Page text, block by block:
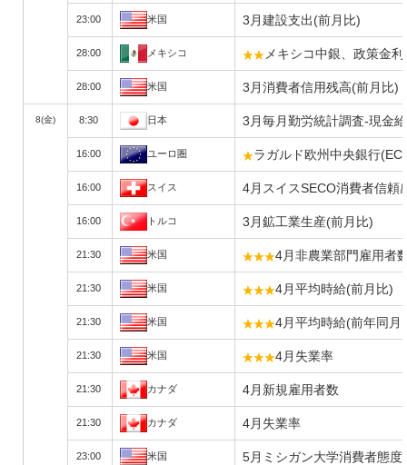
23:00 米国 3月建設支出(前月比)
28:00 メキシコ メキシコ中銀、政策金利
28:00 米国 3月消費者信用残高(前月比)
8(金) 8:30 日本 3月毎月勤労統計調査-現金
16:00 ユーロ圏 ラガルド欧州中央銀行
16:00 スイス 4月スイスSECO消費者信頼
16:00 トルコ 3月鉱工業生産(前月比)
21:30 米国 4月非農業部門雇用者
21:30 米国 4月平均時給(前月比)
21:30 米国 4月平均時給(前年同
21:30 米国 4月失業率
21:30 カナダ 4月新規雇用者数
21:30 カナダ 4月失業率
23:00 米国 5月ミシガン大学消費者態